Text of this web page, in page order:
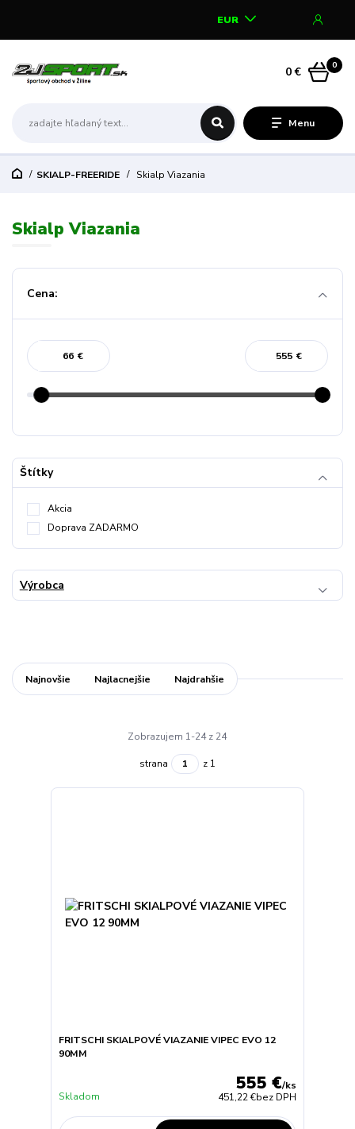
Menu
EUR
0
0 €
SKIALP-FREERIDE Skialp Viazania
Skialp Viazania
Cena:
€ €
Štítky
Akcia
Doprava ZADARMO
Výrobca
Najnovšie Najlacnejšie Najdrahšie
Zobrazujem 1-24 z 24
strana z 1
FRITSCHI SKIALPOVÉ VIAZANIE VIPEC EVO 12
90MM
555 €/ks
451,22 €bez DPH
Skladom